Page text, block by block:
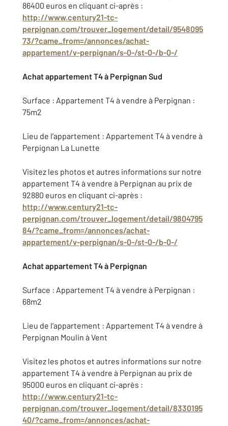
86400 euros en cliquant ci-après :
http://www.century21-tc-
perpignan.com/trouver_logement/detail/9548095
73/?came_from=/annonces/achat-
appartement/v-perpignan/s-0-/st-0-/b-0-/
Achat appartement T4 à Perpignan Sud
Surface : Appartement T4 à vendre à Perpignan :
75m2
Lieu de l’appartement : Appartement T4 à vendre à
Perpignan La Lunette
Visitez les photos et autres informations sur notre
appartement T4 à vendre à Perpignan au prix de
92880 euros en cliquant ci-après :
http://www.century21-tc-
perpignan.com/trouver_logement/detail/9804795
84/?came_from=/annonces/achat-
appartement/v-perpignan/s-0-/st-0-/b-0-/
Achat appartement T4 à Perpignan
Surface : Appartement T4 à vendre à Perpignan :
68m2
Lieu de l’appartement : Appartement T4 à vendre à
Perpignan Moulin à Vent
Visitez les photos et autres informations sur notre
appartement T4 à vendre à Perpignan au prix de
95000 euros en cliquant ci-après :
http://www.century21-tc-
perpignan.com/trouver_logement/detail/8330195
40/?came_from=/annonces/achat-